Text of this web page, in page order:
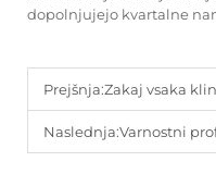
dopolnjujejo kvartalne
Prejšnja:Zakaj vsaka klinika za boj proti
Naslednja:Varnostni profil HIFU